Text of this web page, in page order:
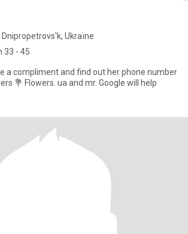
Ukraïne
33 - 45
a compliment and find out her phone number
💐 Flowers. ua and mr. Google will help